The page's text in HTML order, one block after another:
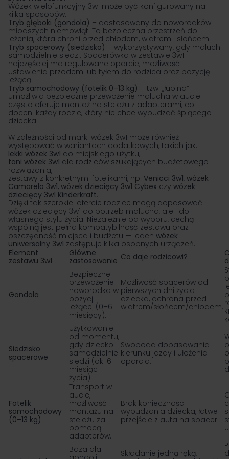
Wózek wielofunkcyjny 3w1 może być konfigurowany na
kilka sposobów:
Tryb głęboki (gondola) – dostosowany do noworodków i
młodszych niemowląt. To bezpieczna przestrzeń do
leżenia, która chroni przed chłodem, wiatrem i słońcem.
Tryb spacerowy (siedzisko) – wykorzystywany, gdy maluch
samodzielnie siedzi. Spacerówka w zestawie 3w1
najczęściej ma regulowane oparcie, możliwość
ustawienia przodem lub tyłem do rodzica oraz pozycję
leżącą.
Tryb samochodowy (fotelik 0–13 kg) – tzw. „łupina”
umożliwia bezpieczne przewożenie malucha w aucie i
często oferuje montaż na stelażu z adapterami, co
doceni każdy rodzic, który nie chce wybudzać śpiącego
dziecka.
W zależności od marki wózek 3w1 może również
występować w wariantach dodatkowych, takich jak:
lekki wózek 3w1 do miejskiego użytku,
tani wózek 3w1 dla rodziców szukających budżetowego
rozwiązania,
zestawy z konkretnymi fotelikami, np. Venicci 3w1, wózek
Camarelo 3w1, wózek dziecięcy 3w1 Cybex czy wózek
dziecięcy 3w1 Kinderkraft.
Dzięki tak szerokiej ofercie rodzice mogą dopasować
wózek dziecięcy 3w1 do potrzeb malucha, ale i do
własnego stylu życia. Niezależnie od wyboru, cechą
wspólną jest pełna kompatybilność zestawu oraz
oszczędność miejsca i budżetu — jeden wózek
uniwersalny 3w1 zastępuje kilka osobnych urządzeń.
Element
zestawu 3w1
Główne
zastosowanie Co daje rodzicowi?
Gondola
Bezpieczne
przewożenie
noworodka w
pozycji
leżącej (0–6
miesięcy).
Możliwość spacerów od
pierwszych dni życia
dziecka, ochrona przed
wiatrem/słońcem/chłodem.
Siedzisko
spacerowe
Użytkowanie
od momentu,
gdy dziecko
samodzielnie
siedzi (ok. 6.
miesiąc
życia).
Swoboda dopasowania
kierunku jazdy i ułożenia
oparcia.
Fotelik
samochodowy
(0–13 kg)
Transport w
aucie,
możliwość
montażu na
stelażu za
pomocą
adapterów.
Brak konieczności
wybudzania dziecka, łatwe
przejście z auta na spacer.
Baza dla
Składanie jedną ręką,